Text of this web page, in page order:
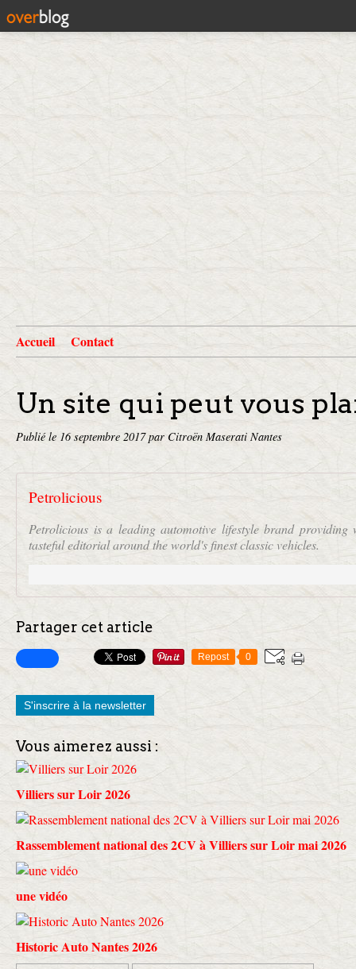
Accueil Contact
Un site qui peut vous
Publié le 16 septembre 2017par Citroën Maserati Nantes
Petrolicious
Petrolicious is a leading automotive lifestyle brand
tasteful editorial around the world's finest classic vehicles.
Partager cet article
Repost 0
S'inscrire à la newsletter
Vous aimerez aussi :
Villiers sur Loir 2026
Rassemblement national des 2CV à Villiers sur Loir mai 2026
une vidéo
Historic Auto Nantes 2026